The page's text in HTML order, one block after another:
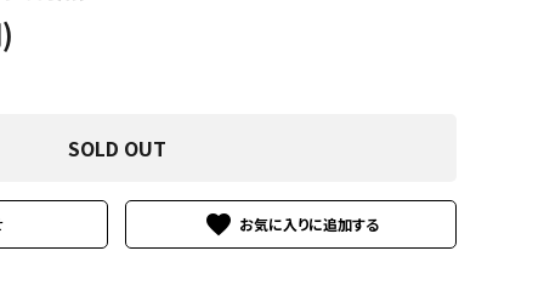
SOLD OUT
favorite